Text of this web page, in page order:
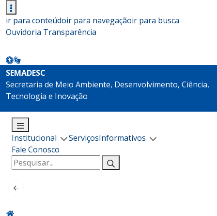
ir para conteúdoir para navegaçãoir para busca
Ouvidoria Transparência
SEMADESC
Secretaria de Meio Ambiente, Desenvolvimento, Ciência,
Tecnologia e Inovação
Institucional ServiçosInformativos
Fale Conosco
Pesquisar
por: